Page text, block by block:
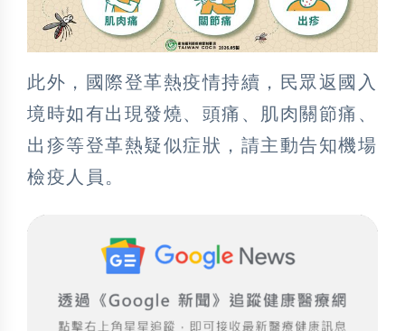
此外，國際登革熱疫情持續，民眾返國入
境時如有出現發燒、頭痛、肌肉關節痛、
出疹等登革熱疑似症狀，請主動告知機場
檢疫人員。